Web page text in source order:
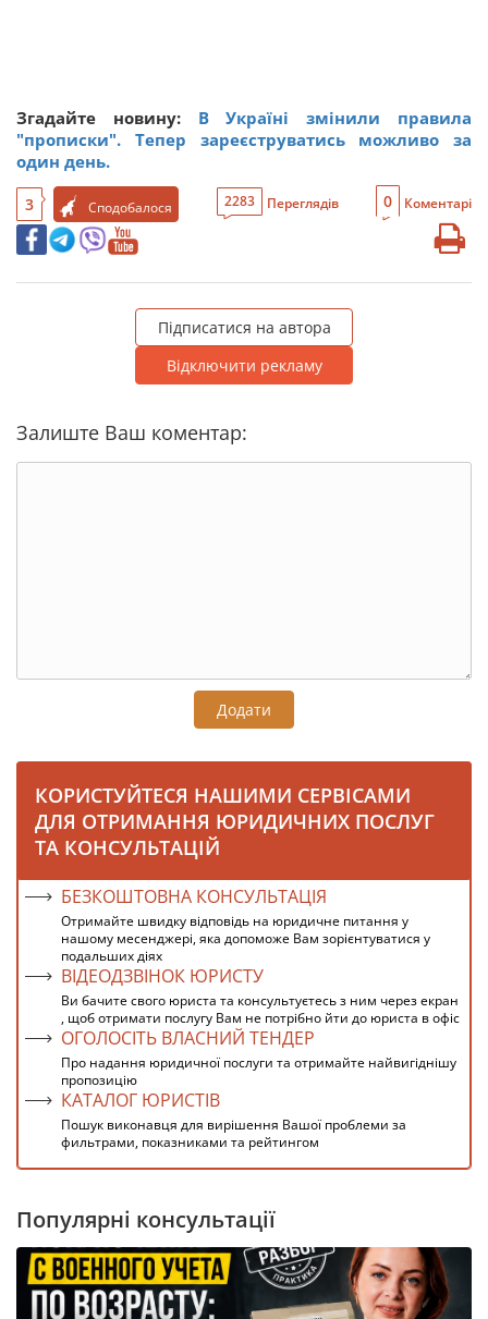
Згадайте новину:
В Україні змінили правила
"прописки". Тепер зареєструватись можливо за
один день.
3 Сподобалося 2283 Переглядів 0 Коментарі
Підписатися на автора
Відключити рекламу
Залиште Ваш коментар:
Додати
КОРИСТУЙТЕСЯ НАШИМИ СЕРВІСАМИ
ДЛЯ ОТРИМАННЯ ЮРИДИЧНИХ ПОСЛУГ
ТА КОНСУЛЬТАЦІЙ
БЕЗКОШТОВНА КОНСУЛЬТАЦІЯ
Отримайте швидку відповідь на юридичне питання у
нашому месенджері, яка допоможе Вам зорієнтуватися у
подальших діях
ВІДЕОДЗВІНОК ЮРИСТУ
Ви бачите свого юриста та консультуєтесь з ним через екран
, щоб отримати послугу Вам не потрібно йти до юриста в офіс
ОГОЛОСІТЬ ВЛАСНИЙ ТЕНДЕР
Про надання юридичної послуги та отримайте найвигіднішу
пропозицію
КАТАЛОГ ЮРИСТІВ
Пошук виконавця для вирішення Вашої проблеми за
фильтрами, показниками та рейтингом
Популярні консультації